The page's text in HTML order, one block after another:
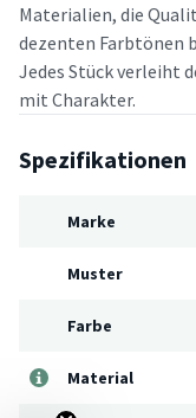
Materialien, die
dezenten Farbtönen
Jedes Stück verleiht
mit Charakter.
Spezifikationen
Marke
Muster
Farbe
Material